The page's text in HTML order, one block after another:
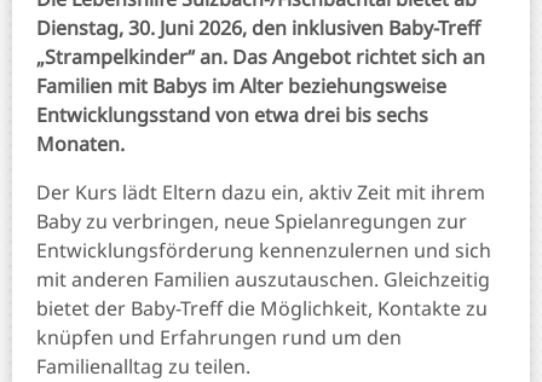
Dienstag, 30. Juni 2026, den inklusiven Baby-Treff
„Strampelkinder“an. Das Angebot richtet sich an
Familien mit Babys im Alter beziehungsweise
Entwicklungsstand von etwa drei bis sechs
Monaten.
Der Kurs lädt Eltern dazu ein, aktiv Zeit mit ihrem
Baby zu verbringen, neue Spielanregungen zur
Entwicklungsförderung kennenzulernen und sich
mit anderen Familien auszutauschen. Gleichzeitig
bietet der Baby-Treff die Möglichkeit, Kontakte zu
knüpfen und Erfahrungen rund um den
Familienalltag zu teilen.